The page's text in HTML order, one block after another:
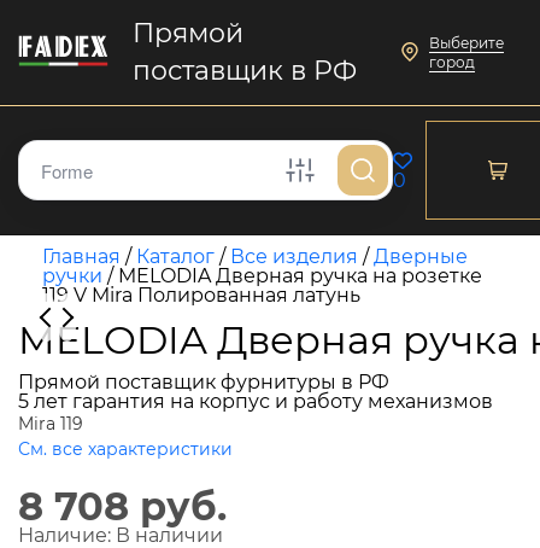
Прямой
поставщик в РФ
Выберите
город
0
Главная / Каталог / Все изделия /Дверные
ручки / MELODIA Дверная ручка на розетке
119 V Mira Полированная латунь
MELODIA Дверная ручка
Прямой поставщик фурнитуры в РФ
5 лет гарантия на корпус и работу механизмов
Mira 119
См. все характеристики
8 708 руб.
Наличие: В наличии